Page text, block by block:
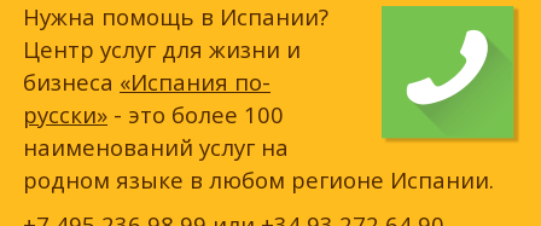
Нужна помощь в Испании?
Центр услуг для жизни и
бизнеса «Испания по-
русски» - это более 100
наименований услуг на
родном языке в любом регионе Испании.